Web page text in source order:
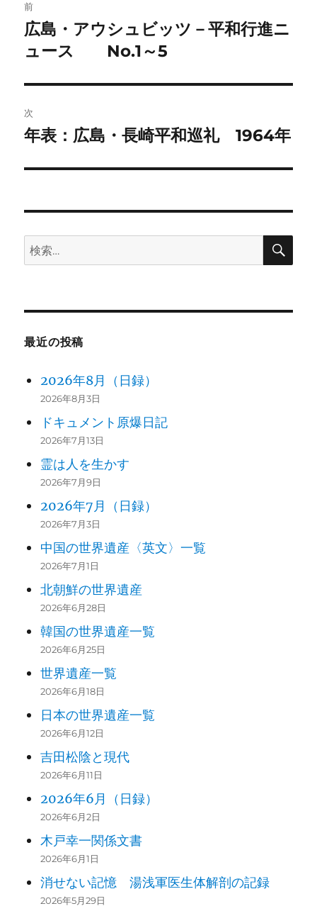
196201
01
d the world in the yacht Phoenix
McKay
1
“Between a dream and a deed lie the
“Cruising is walking,talking,buying,s
3
Sail.”
ON TO THE SOUTH PACIFIC: FROM H
AWAII TO TAHITI 61
“Banzail Banzai! Banzai!”
5
TAHITI AND THE ISLANDS UNDER T
HE WIND 81
“Money? What I do with money?”
WESTWARD THROUGH THE SOUTH
RAROTONGA, SAMOA, FIJI 100
on …”
DOWN UNDER: NEW ZEALAND AND
AUSTRALIA 115
“Ah-h-h, yes-s-sl …”
AND BACK UP: THE GREAT BARRIER
REEF 133
“Better men than we had come to gri
ef …”
INTO INDONESIA: THURSDAY ISLAN
D TO BALI 151
“Our life at sea was teaching us …”
10
BALI, JAVA, THE KEELING-COCOS 16
9
“A sense of uneasy anticipation …”
稿
ナ
ビ
ゲ
ー
シ
ン
前
前
の
稿:
広島・アウシュビッツ－平和行進ニ
ュース No.1～5
次
次
投
年表：広島・長崎平和巡礼 1964年
検
索:
検
最近の投稿
2026年8月（日録）
2026年8月3日
ドキュメント原爆日記
2026年7月13日
霊は人を生かす
2026年7月9日
2026年7月（日録）
2026年7月3日
中国の世界遺産〈英文〉一覧
2026年7月1日
北朝鮮の世界遺産
2026年6月28日
韓国の世界遺産一覧
2026年6月25日
世界遺産一覧
2026年6月18日
日本の世界遺産一覧
2026年6月12日
吉田松陰と現代
2026年6月11日
2026年6月（日録）
2026年6月2日
木戸幸一関係文書
2026年6月1日
消せない記憶 湯浅軍医生体解剖の記録
2026年5月29日